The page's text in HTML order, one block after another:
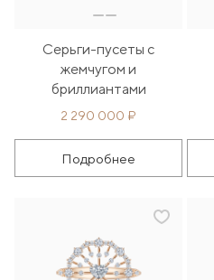
2 290 000 ₽
Серьги-пусеты с
жемчугом и
бриллиантами
Подробнее